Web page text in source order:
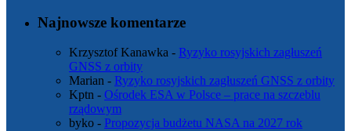
Najnowsze komentarze
Krzysztof Kanawka - Ryzyko rosyjskich zagłuszeń
GNSS z orbity
Marian - Ryzyko rosyjskich zagłuszeń GNSS z orbity
Kptn - Ośrodek ESA w Polsce – prace na szczeblu
rządowym
byko - Propozycja budżetu NASA na 2027 rok